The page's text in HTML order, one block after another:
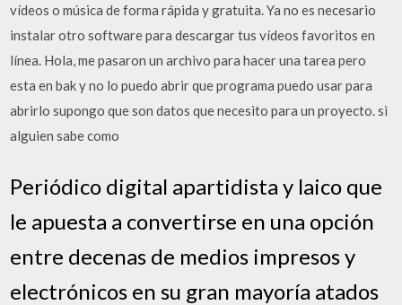
vídeos o música de forma rápida y gratuita. Ya no es necesario
instalar otro software para descargar tus vídeos favoritos en
línea. Hola, me pasaron un archivo para hacer una tarea pero
esta en bak y no lo puedo abrir que programa puedo usar para
abrirlo supongo que son datos que necesito para un proyecto. si
alguien sabe como
Periódico digital apartidista y laico que
le apuesta a convertirse en una opción
entre decenas de medios impresos y
electrónicos en su gran mayoría atados